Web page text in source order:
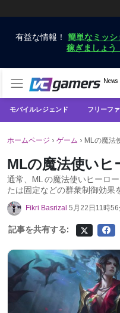
有益な情報！ 簡単なミッ
稼ぎましょう
News
モバイルレジェンド フリーフ
ホームページ › ゲーム › MLの魔法
MLの魔法使いヒ
通常、ML の魔法使いヒーロ
たは固定などの群衆制御効果
Fikri Basrizal 5月22日11時56
記事を共有する: